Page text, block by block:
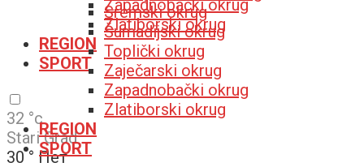
Zapadnobački okrug
Zlatiborski okrug
REGION
SPORT
32 °c
Stari Grad
30 ° Пет
Sremski okrug
Šumadijski okrug
Toplički okrug
Zaječarski okrug
Zapadnobački okrug
Zlatiborski okrug
REGION
SPORT